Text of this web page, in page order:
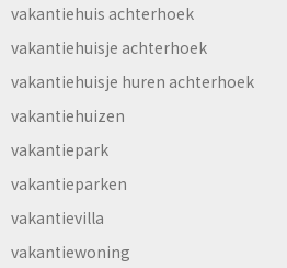
vakantiehuis achterhoek
vakantiehuisje achterhoek
vakantiehuisje huren achterhoek
vakantiehuizen
vakantiepark
vakantieparken
vakantievilla
vakantiewoning